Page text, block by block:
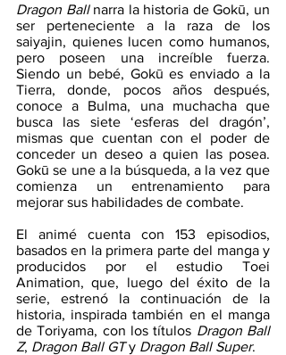
Dragon Ball narra la historia de Gokū, un
ser perteneciente a la raza de los
saiyajin, quienes lucen como humanos,
pero poseen una increíble fuerza.
Siendo un bebé, Gokū es enviado a la
Tierra, donde, pocos años después,
conoce a Bulma, una muchacha que
busca las siete ‘esferas del dragón’,
mismas que cuentan con el poder de
conceder un deseo a quien las posea.
Gokū se une a la búsqueda, a la vez que
comienza un entrenamiento para
mejorar sus habilidades de combate.
El animé cuenta con 153 episodios,
basados en la primera parte del manga y
producidos por el estudio Toei
Animation, que, luego del éxito de la
serie, estrenó la continuación de la
historia, inspirada también en el manga
de Toriyama, con los títulos Dragon Ball
Z, Dragon Ball GT y Dragon Ball Super.